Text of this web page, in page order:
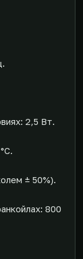
2,5 Вт.
± 50%).
800